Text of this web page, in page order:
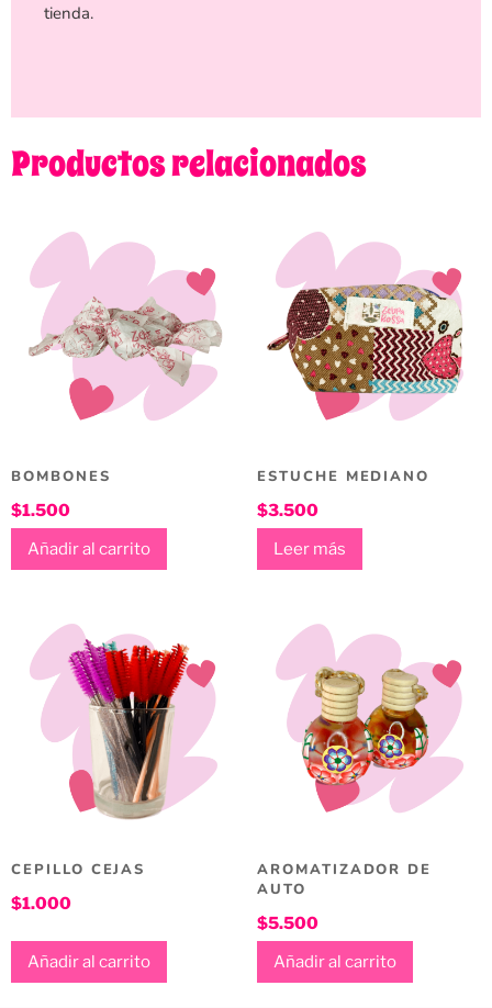
tienda.
Productos relacionados
BOMBONES
$1.500
Añadir al carrito
ESTUCHE MEDIANO
$3.500
Leer más
CEPILLO CEJAS
$1.000
Añadir al carrito
AROMATIZADOR DE
AUTO
$5.500
Añadir al carrito